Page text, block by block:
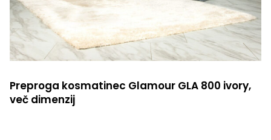
Preproga kosmatinec Glamour GLA 800 ivory,
več dimenzij